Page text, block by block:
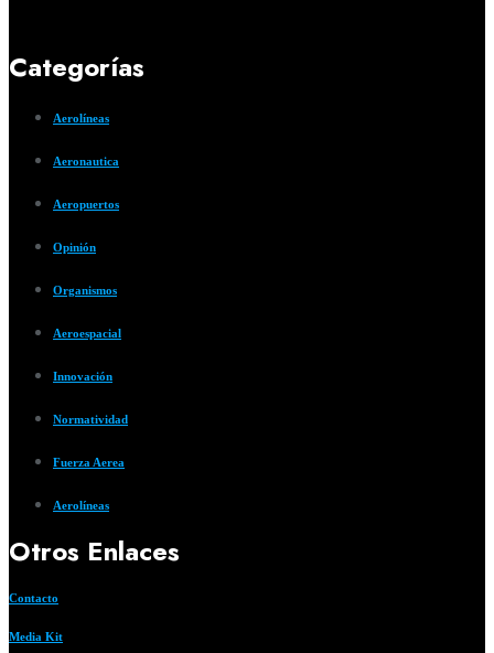
Categorías
Aerolíneas
Aeronautica
Aeropuertos
Opinión
Organismos
Aeroespacial
Innovación
Normatividad
Fuerza Aerea
Aerolíneas
Otros Enlaces
Contacto
Media Kit